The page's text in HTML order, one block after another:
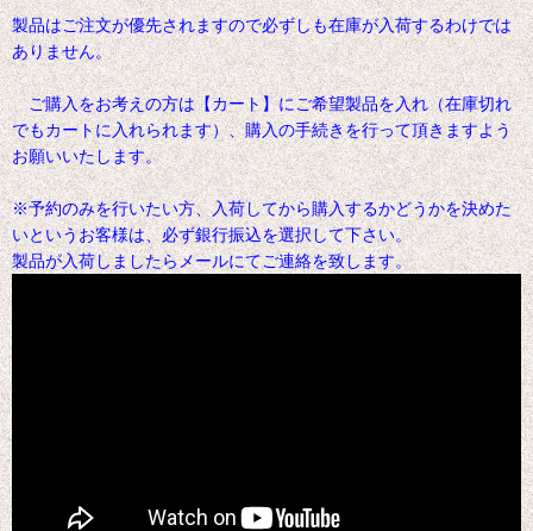
製品はご注文が優先されますので必ずしも在庫が入荷するわけでは
ありません。
ご購入をお考えの方は【カート】にご希望製品を入れ（在庫切れ
でもカートに入れられます）、購入の手続きを行って頂きますよう
お願いいたします。
※予約のみを行いたい方、入荷してから購入するかどうかを決めた
いというお客様は、必ず銀行振込を選択して下さい。
製品が入荷しましたらメールにてご連絡を致します。